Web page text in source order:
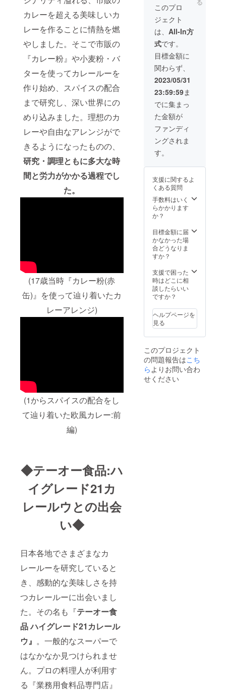
カレーを超える美味しいカ
レーを作ることに情熱を燃
やしました。そこで市販の
『カレー粉』や小麦粉・バ
ターを使ってカレールーを
作り始め、スパイスの配合
まで研究し、深い世界にの
めり込みました。理想のカ
レーや自由なアレンジがで
きるようになったものの、
研究・調理ともに多大な時
間と労力がかかる過程でし
た。
(17歳当時『カレー粉(赤
缶)』を使って辿り着いたカ
レーアレンジ)
(1からスパイスの配合をし
て辿り着いた欧風カレー:前
編)
◆テーオー食品:ハ
イグレード21カ
レールウとの出会
い◆
日本各地でさまざまなカ
レールーを研究していると
き、感動的な美味しさを持
つカレールーに出会いまし
た。その名も『テーオー食
品 ハイグレード21カレール
ウ』 。一般的なスーパーで
はなかなか見つけられませ
ん。プロの料理人が利用す
る『業務用食料品専門店』
みを更
に複数
個購入
したい
方向
け！ 単
品での
注文よ
り
15%ほ
どお安
くなっ
ており
ます。
このプロ
ジェクト
は、 All-In方
式です。
目標金額に
関わらず、
2023/05/31
23:59:59ま
でに集まっ
た金額が
ファンディ
ングされま
す。
支援に関するよ
くある質問
手数料はいく
らかかります
か？
目標金額に届
かなかった場
合どうなりま
すか？
支援で困った
時はどこに相
談したらいい
ですか？
ヘルプページを
見る
このプロジェクト
の問題報告はこち
ら よりお問い合わ
せください